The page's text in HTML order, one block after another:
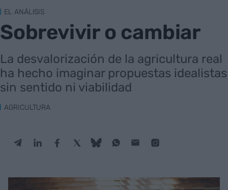
EL ANÁLISIS
Sobrevivir o cambiar
La desvalorización de la agricultura real
ha hecho imaginar propuestas idealistas
sin sentido ni viabilidad
AGRICULTURA